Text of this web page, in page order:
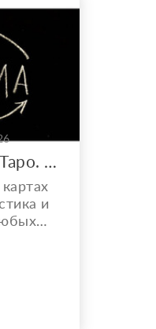
Расклады на Таро. Работа с кармой, порчей и проклятиями.
и